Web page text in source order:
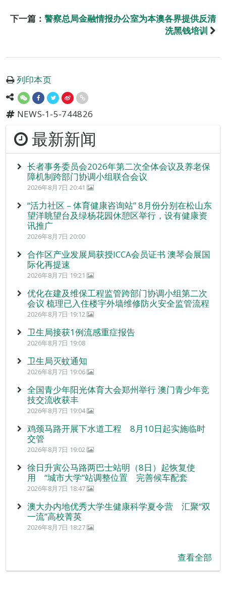
下一篇： 警察总局金融情报办公室为本澳各界提供反清
洗黑钱培训
列印本页
NEWS-1-5-744826
最新新闻
长者事务委员会2026年第二次全体会议及养老保
障机制跨部门协调小组联合会议
2026年8月7日 20:41
“活力社区 – 体育健康咨询站” 8月份分别在松山东
望洋眺望台及绿杨花园休憩区举行，设有健康资
讯推广
2026年8月7日 20:00
合作区产业发展局获授ICCA会员证书 澳琴会展国
际化再提速
2026年8月7日 19:21
优化在建及维保工程监管跨部门协调小组第二次
会议 梳理已入住楼宇外墙维修防火安全监管流程
2026年8月7日 19:12
卫生局接获1例流感重症报告
2026年8月7日 19:08
卫生局灭蚊通知
2026年8月7日 19:06
全国青少年阳光体育大会郑州举行 澳门青少年竞
技交流收获丰
2026年8月7日 19:04
鸡颈马路开展下水道工程 8月10日起实施临时
交管
2026年8月7日 19:02
徐日升寅公马路两巴士站明（8日）起恢复使
用 “城市大学”站调整位置 完善候车配套
2026年8月7日 18:47
澳大办内地优秀大学生健康科学夏令营 汇聚“双
一流”高校菁英
2026年8月7日 18:27
查看全部